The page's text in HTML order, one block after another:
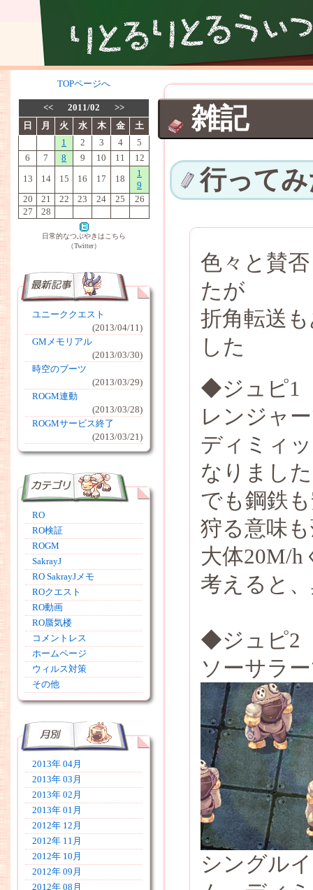
TOPページへ
<< 2011/02
>>
日
月 火 水 木 金
土
1
2 3 4
5
6
7 8 9 10 11 12
13 14 15 16 17 18
1
9
20
21 22 23 24 25
26
27
28
日常的なつぶやきはこちら
（Twitter）
ユニーククエスト
(2013/04/11)
GMメモリアル
(2013/03/30)
時空のブーツ
(2013/03/29)
ROGM連動
(2013/03/28)
ROGMサービス終了
(2013/03/21)
RO
RO検証
ROGM
SakrayJ
RO SakrayJメモ
ROクエスト
RO動画
RO蜃気楼
コメントレス
ホームページ
ウィルス対策
その他
2013年 04月
2013年 03月
2013年 02月
2013年 01月
2012年 12月
2012年 11月
2012年 10月
2012年 09月
2012年 08月
雑記
行って
色々と賛
たが
折角転送
した
◆ジュピ1
レンジャ
ディミィ
なりました
でも鋼鉄
狩る意味
大体20M/
考えると
◆ジュピ2
ソーサラ
シングル